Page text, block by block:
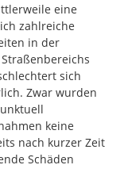
eine
zahlreiche
in der
sich
Zwar wurden
keine
nach kurzer Zeit
Schäden